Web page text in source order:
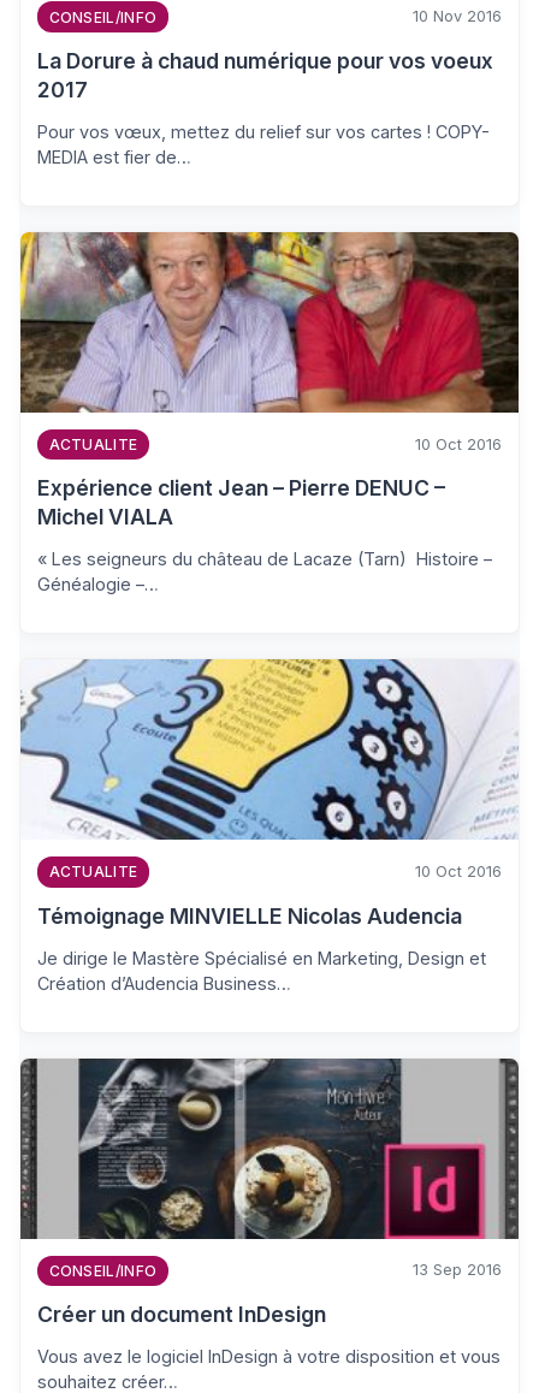
CONSEIL/INFO 10 Nov 2016
La Dorure à chaud numérique pour vos voeux
2017
Pour vos vœux, mettez du relief sur vos cartes ! COPY-
MEDIA est fier de…
ACTUALITE 10 Oct 2016
Expérience client Jean – Pierre DENUC –
Michel VIALA
« Les seigneurs du château de Lacaze (Tarn) Histoire –
Généalogie –…
ACTUALITE 10 Oct 2016
Témoignage MINVIELLE Nicolas Audencia
Je dirige le Mastère Spécialisé en Marketing, Design et
Création d’Audencia Business…
CONSEIL/INFO 13 Sep 2016
Créer un document InDesign
Vous avez le logiciel InDesign à votre disposition et vous
souhaitez créer…